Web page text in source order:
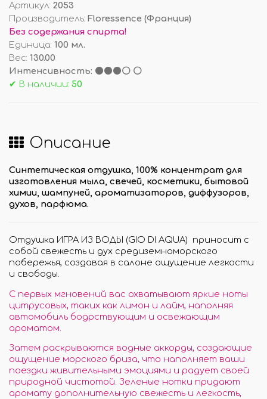
Артикул: 2053
Производитель: Floressence (Франция)
Без содержания спирта!
Единица: 100 мл.
Вес: 130.00
Интенсивность: ⚫⚫⚫⚪ ⚪
✔ В наличии: 50
Описание
Синтетическая отдушка, 100% концентрат для
изготовления мыла, свечей, косметики, бытовой
химии, шампуней, ароматизаторов, диффузоров,
духов, парфюма.
Отдушка ИГРА ИЗ ВОДЫ (GIO DI AQUA) приносит с
собой свежесть и дух средиземноморского
побережья, создавая в салоне ощущение легкости
и свободы.
С первых мгновений вас охватывают яркие ноты
цитрусовых, таких как лимон и лайм, наполняя
автомобиль бодрствующим и освежающим
ароматом.
Затем раскрываются водные аккорды, создающие
ощущение морского бриза, что наполняет ваши
поездки живительными эмоциями и радует своей
природной чистотой. Зеленые нотки придают
аромату дополнительную свежесть и легкость,